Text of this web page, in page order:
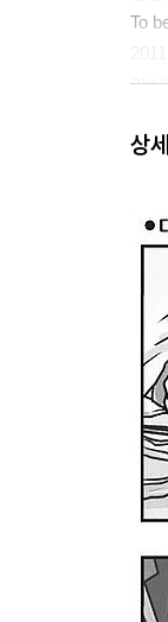
To
가
바
사
살
실
건
돌
귀환
더
거
열쇠
상